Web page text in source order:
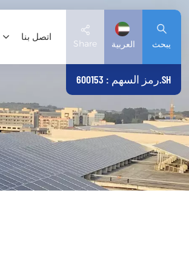
اتصل بنا
Share العربية
English
Deutsch
español
日本語
يبحث
رمز السهم : 600153.SH